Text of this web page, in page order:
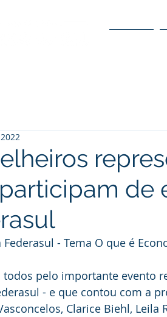
de
Federasul - Tema O que é
todos pelo importante evento
- e que contou com a
Clarice Biehl, Leila